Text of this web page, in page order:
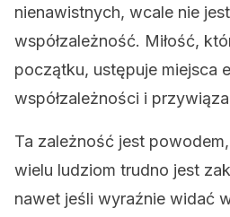
nienawistnych, wcale nie
współzależność. Miłość,
początku, ustępuje miejsca
współzależności i
Ta zależność jest
wielu ludziom trudno jest
nawet jeśli wyraźnie widać